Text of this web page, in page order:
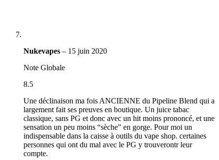
Nukevapes – 15 juin 2020
Note Globale
8.5
Une déclinaison ma fois ANCIENNE du Pipeline Blend qui a
largement fait ses preuves en boutique. Un juice tabac
classique, sans PG et donc avec un hit moins prononcé, et une
sensation un peu moins “sèche” en gorge. Pour moi un
indispensable dans la caisse à outils du vape shop. certaines
personnes qui ont du mal avec le PG y trouverontr leur
compte.